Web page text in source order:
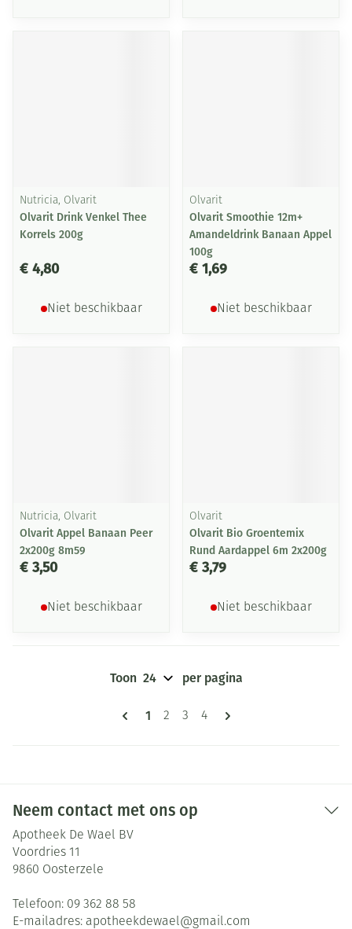
Nutricia, Olvarit
Olvarit Drink Venkel Thee
Korrels 200g
€ 4,80
Niet beschikbaar
Olvarit
Olvarit Smoothie 12m+
Amandeldrink Banaan Appel
100g
€ 1,69
Niet beschikbaar
Nutricia, Olvarit
Olvarit Appel Banaan Peer
2x200g 8m59
€ 3,50
Niet beschikbaar
Olvarit
Olvarit Bio Groentemix
Rund Aardappel 6m 2x200g
€ 3,79
Niet beschikbaar
Pagina's
U lees momenteel pagina
1 Pagina
2 Pagina
3 Pagina
4
Toon per pagina
Neem contact met ons op
Apotheek De Wael BV
Voordries 11
9860 Oosterzele
Telefoon: 09 362 88 58
E-mailadres: apotheekdewael@gmail.com